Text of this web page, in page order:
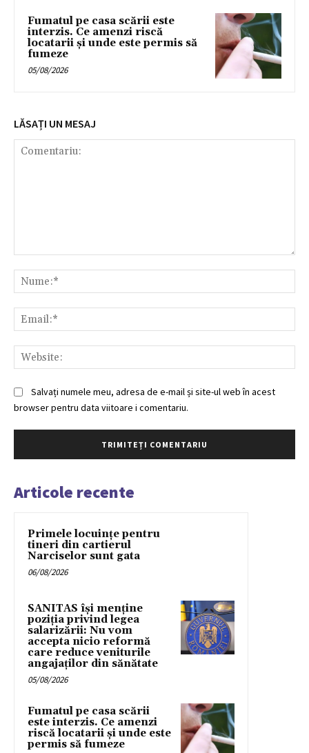
Fumatul pe casa scării este
interzis. Ce amenzi riscă
locatarii și unde este permis să
fumeze
05/08/2026
LĂSAȚI UN MESAJ
Salvați numele meu, adresa de e-mail și site-ul web în acest
browser pentru data viitoare i comentariu.
Articole recente
Primele locuințe pentru
tineri din cartierul
Narciselor sunt gata
06/08/2026
SANITAS își menține
poziția privind legea
salarizării: Nu vom
accepta nicio reformă
care reduce veniturile
angajaților din sănătate
05/08/2026
Fumatul pe casa scării
este interzis. Ce amenzi
riscă locatarii și unde este
permis să fumeze